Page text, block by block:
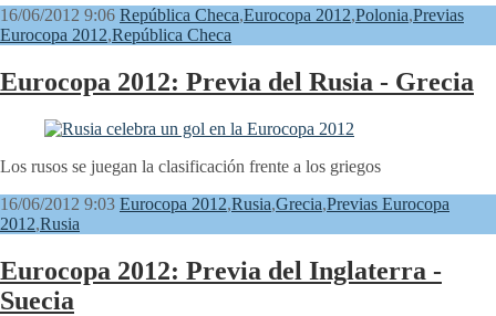
16/06/2012 9:06 República Checa,Eurocopa 2012,Polonia,Previas
Eurocopa 2012,República Checa
Eurocopa 2012: Previa del Rusia - Grecia
Los rusos se juegan la clasificación frente a los griegos
16/06/2012 9:03 Eurocopa 2012,Rusia,Grecia,Previas Eurocopa
2012,Rusia
Eurocopa 2012: Previa del Inglaterra -
Suecia